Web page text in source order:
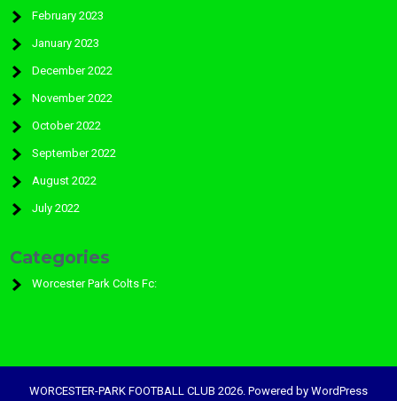
February 2023
January 2023
December 2022
November 2022
October 2022
September 2022
August 2022
July 2022
Categories
Worcester Park Colts Fc:
WORCESTER-PARK FOOTBALL CLUB 2026. Powered by WordPress